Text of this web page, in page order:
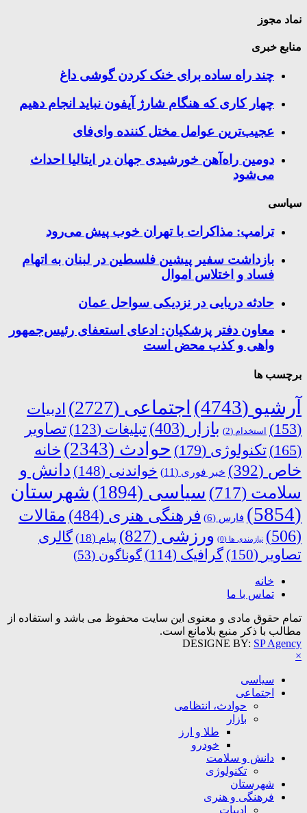
نماد مجوز
منابع خبری
چند راه‌ ساده برای خنک کردن گوشی داغ
چهار کاری که هنگام شارژ آیفون نباید انجام دهیم
عجیب‌ترین عوامل مختل کننده وای‌فای
دومین راه‌آهن خورشیدی جهان در ایتالیا احداث
می‌شود
سیاسی
ترامپ: مذاکرات با تهران خوب پیش می‌رود
بازداشت سفیر پیشین فلسطین در لبنان به اتهام
فساد و اختلاس اموال
حادثه دریایی در نزدیکی سواحل عمان
معاون دفتر پزشکیان: ادعای استعفای رئیس‌جمهور
واهی و کذب محض است
برچسب ها
آرشیو (4743) اجتماعی (2727)
ادبیات
(153)
استخدام (2) بازار (403) تبلیغات (123)
تصاویر
(165)
تکنولوژی (179) حوادث (2343)
خانه
خاص (392) خبر فوری (11) خواندنی (148)
دانش و
سلامت (717) سیاسی (1894)
شهرستان
(5854)
فارس (6) فرهنگی هنری (484)
مقالات
(506)
نیازمندی ها (0) ورزشی (827) پیام (18)
گالری
تصاویر (150) گرافیک (114) گوناگون (53)
خانه
تماس با ما
تمام حقوق مادی و معنوی این سایت محفوظ می باشد و استفاده از
مطالب با ذکر منبع بلامانع است.
DESIGNE BY: SP Agency
×
سیاسی
اجتماعی
حوادث، انتظامی
بازار
طلا و ارز
خودرو
دانش و سلامت
تکنولوژی
شهرستان
فرهنگی و هنری
ادبیات